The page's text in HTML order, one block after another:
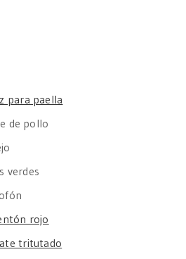
para paella
de pollo
verdes
rojo
tritutado